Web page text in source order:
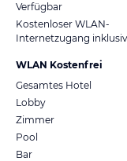
Verfügbar
Kostenloser WLAN-
Internetzugang
WLAN Kostenfrei
Gesamtes Hotel
Lobby
Zimmer
Pool
Bar